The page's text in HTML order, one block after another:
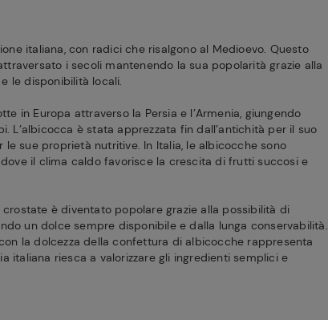
italiana, con radici che risalgono al Medioevo. Questo
i secoli mantenendo la sua popolarità grazie alla
le disponibilità locali.
in Europa attraverso la Persia e l’Armenia, giungendo
L’albicocca è stata apprezzata fin dall’antichità per il suo
sue proprietà nutritive. In Italia, le albicocche sono
il clima caldo favorisce la crescita di frutti succosi e
è diventato popolare grazie alla possibilità di
un dolce sempre disponibile e dalla lunga conservabilità.
la dolcezza della confettura di albicocche rappresenta
italiana riesca a valorizzare gli ingredienti semplici e